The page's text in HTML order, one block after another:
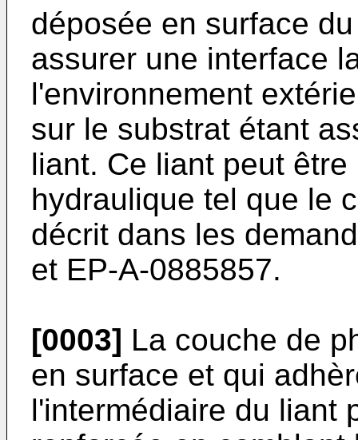
déposée en surface
assurer une interface
l'environnement
sur le substrat étant
liant. Ce liant peut
hydraulique tel que le
décrit dans les
et EP-A-0885857.
[0003] La couche de
en surface et qui
l'intermédiaire du liant